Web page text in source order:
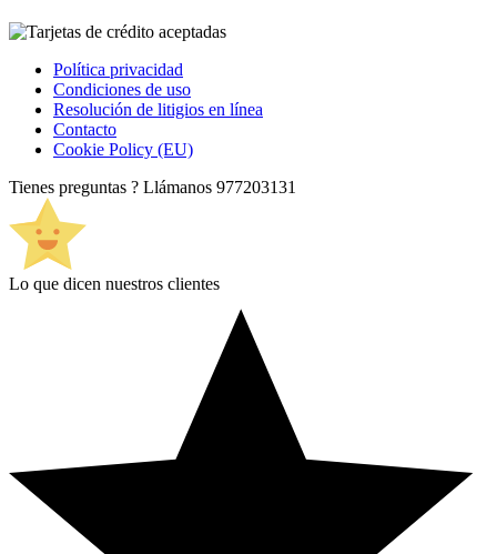
Política privacidad
Condiciones de uso
Resolución de litigios en línea
Contacto
Cookie Policy (EU)
Tienes preguntas ? Llámanos 977203131
Lo que dicen nuestros clientes